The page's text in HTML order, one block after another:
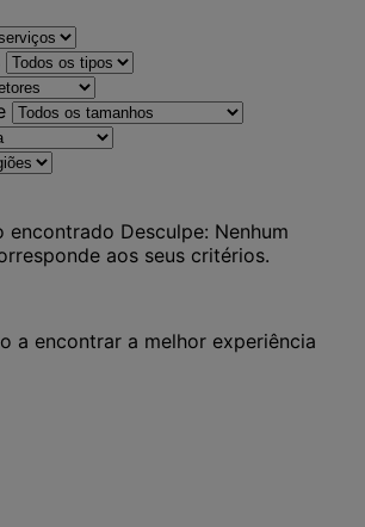
encontrado Desculpe: Nenhum
aos seus critérios.
a encontrar a melhor experiência